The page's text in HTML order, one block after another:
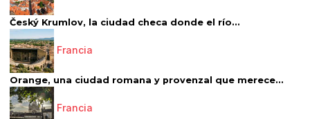
Český Krumlov, la ciudad checa donde el río...
Francia
Orange, una ciudad romana y provenzal que merece...
Francia